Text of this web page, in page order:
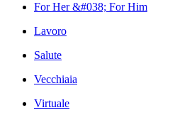
For Her &#038; For Him
Lavoro
Salute
Vecchiaia
Virtuale